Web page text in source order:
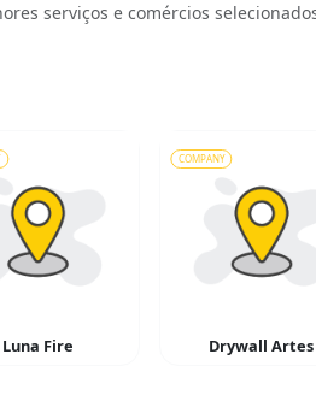
serviços e comércios
Luna Fire
COMPANY
Drywall Artes